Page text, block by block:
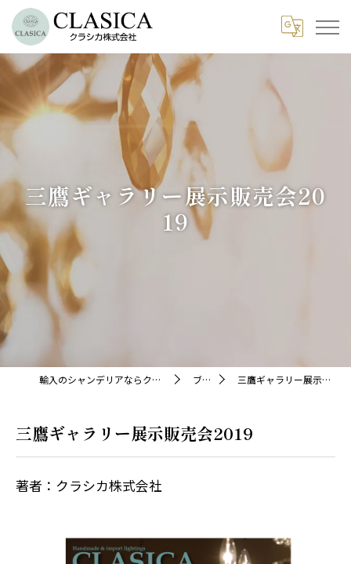
三鷹ギャラリー展示販売会20
19
輸入のシャンデリアならクラシカ株式会社 ブログ 三鷹ギャラリー展示販売会2019
三鷹ギャラリー展示販売会2019
著者：クラシカ株式会社